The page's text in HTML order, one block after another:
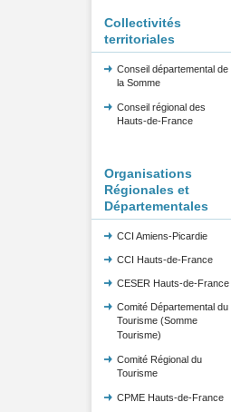
Collectivités
territoriales
Conseil départemental de
la Somme
Conseil régional des
Hauts-de-France
Organisations
Régionales et
Départementales
CCI Amiens-Picardie
CCI Hauts-de-France
CESER Hauts-de-France
Comité Départemental du
Tourisme (Somme
Tourisme)
Comité Régional du
Tourisme
CPME Hauts-de-France